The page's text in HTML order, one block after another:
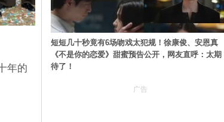
年的
短短几十秒竟有6场吻戏太犯规！徐康俊、安恩真
《不是你的恋爱》甜蜜预告公开，网友直呼：太期
待了！
广告